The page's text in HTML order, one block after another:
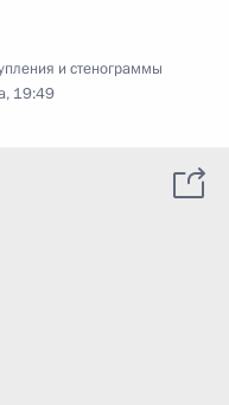
и стенограммы
19:49